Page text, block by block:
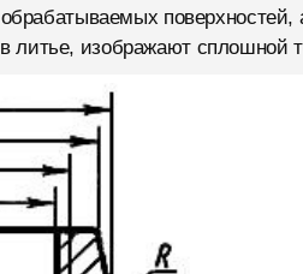
поверхностей,
литье, изображают сплошной